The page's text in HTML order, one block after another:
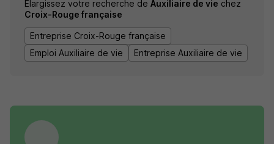
Élargissez votre recherche de Auxiliaire de vie chez
Croix-Rouge française
Entreprise Croix-Rouge française
Emploi Auxiliaire de vie
Entreprise Auxiliaire de vie